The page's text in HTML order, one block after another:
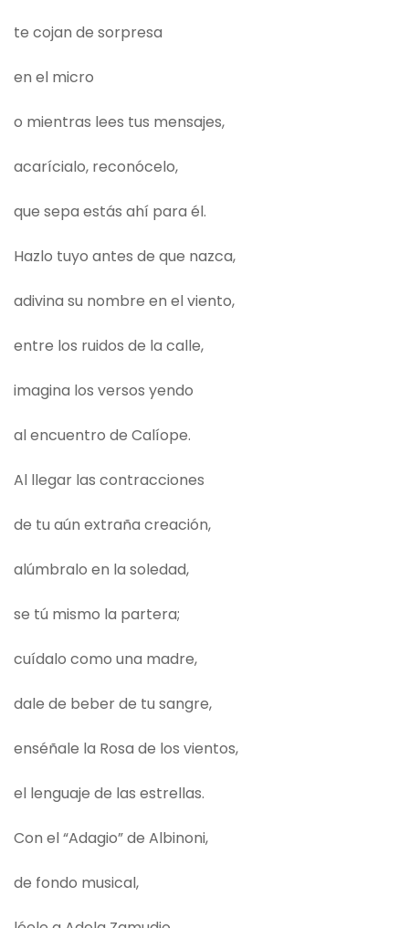
te cojan de sorpresa
en el micro
o mientras lees tus mensajes,
acarícialo, reconócelo,
que sepa estás ahí para él.
Hazlo tuyo antes de que nazca,
adivina su nombre en el viento,
entre los ruidos de la calle,
imagina los versos yendo
al encuentro de Calíope.
Al llegar las contracciones
de tu aún extraña creación,
alúmbralo en la soledad,
se tú mismo la partera;
cuídalo como una madre,
dale de beber de tu sangre,
enséñale la Rosa de los vientos,
el lenguaje de las estrellas.
Con el “Adagio” de Albinoni,
de fondo musical,